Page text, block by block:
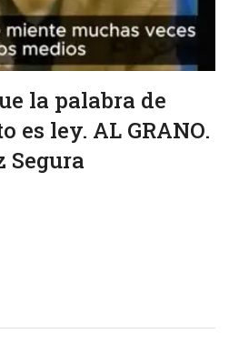
la palabra de
es ley. AL GRANO.
Segura